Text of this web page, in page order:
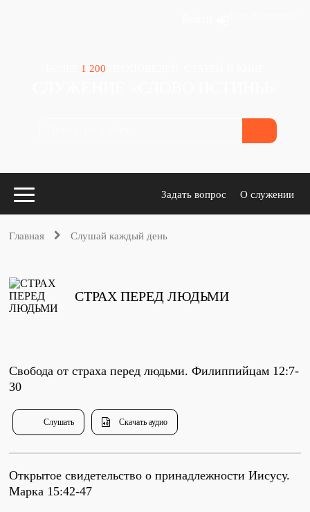
1 200
Задать вопрос О служении
Главная Слушай каждый день
СТРАХ ПЕРЕД ЛЮДЬМИ
Свобода от страха перед людьми. Филиппийцам 12:7-
30
Слушать Скачать аудио
Открытое свидетельство о принадлежности Иисусу.
Марка 15:42-47